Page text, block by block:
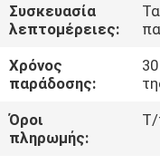
ΜΑΖΊ
ΜΑΣ
ΕΙΔΉΣΕΙΣ
Συσκευασία
λεπτομέρειες:
Χρόνος
παράδοσης:
Όροι
πληρωμής: